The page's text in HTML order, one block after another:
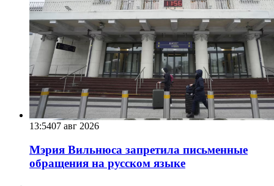
13:5407 авг 2026
Мэрия Вильнюса запретила письменные
обращения на русском языке